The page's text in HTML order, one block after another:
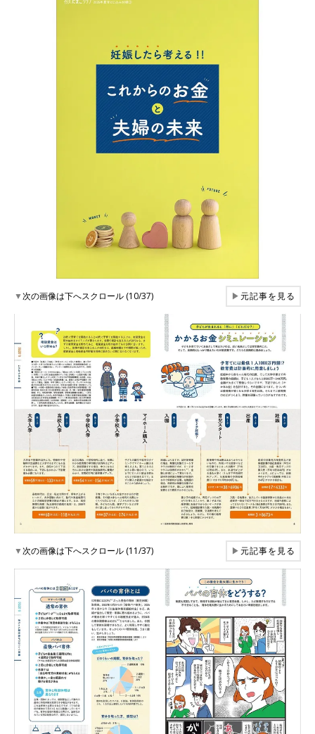
▼次の画像は下へスクロール (10/37) ▶元記事を見る
▼次の画像は下へスクロール (11/37) ▶元記事を見る